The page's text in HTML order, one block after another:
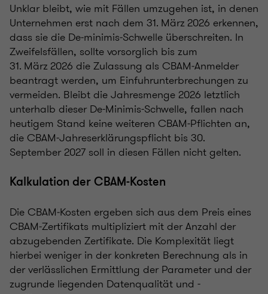
Unklar bleibt, wie mit Fällen umzugehen ist, in denen
Unternehmen erst nach dem 31. März 2026 erkennen,
dass sie die De‑minimis‑Schwelle überschreiten. In
Zweifelsfällen, sollte vorsorglich bis zum
31. März 2026 die Zulassung als CBAM‑Anmelder
beantragt werden, um Einfuhrunterbrechungen zu
vermeiden. Bleibt die Jahresmenge 2026 letztlich
unterhalb dieser De-Minimis-Schwelle, fallen nach
heutigem Stand keine weiteren CBAM‑Pflichten an,
die CBAM-Jahreserklärungspflicht bis 30.
September 2027 soll in diesen Fällen nicht gelten.
Kalkulation der CBAM-Kosten
Die CBAM‑Kosten ergeben sich aus dem Preis eines
CBAM‑Zertifikats multipliziert mit der Anzahl der
abzugebenden Zertifikate. Die Komplexität liegt
hierbei weniger in der konkreten Berechnung als in
der verlässlichen Ermittlung der Parameter und der
zugrunde liegenden Datenqualität und -